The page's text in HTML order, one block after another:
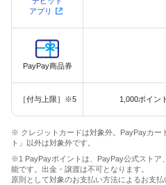
アプリ
PayPay商品券
［付与上限］※5 1,000ポイン
※ クレジットカードは対象外。PayPayカー
ト」以外は対象外です。
※1 PayPayポイントは、PayPay公式ストア
能です。出金・譲渡は不可となります。
原則として対象のお支払い方法によるお支